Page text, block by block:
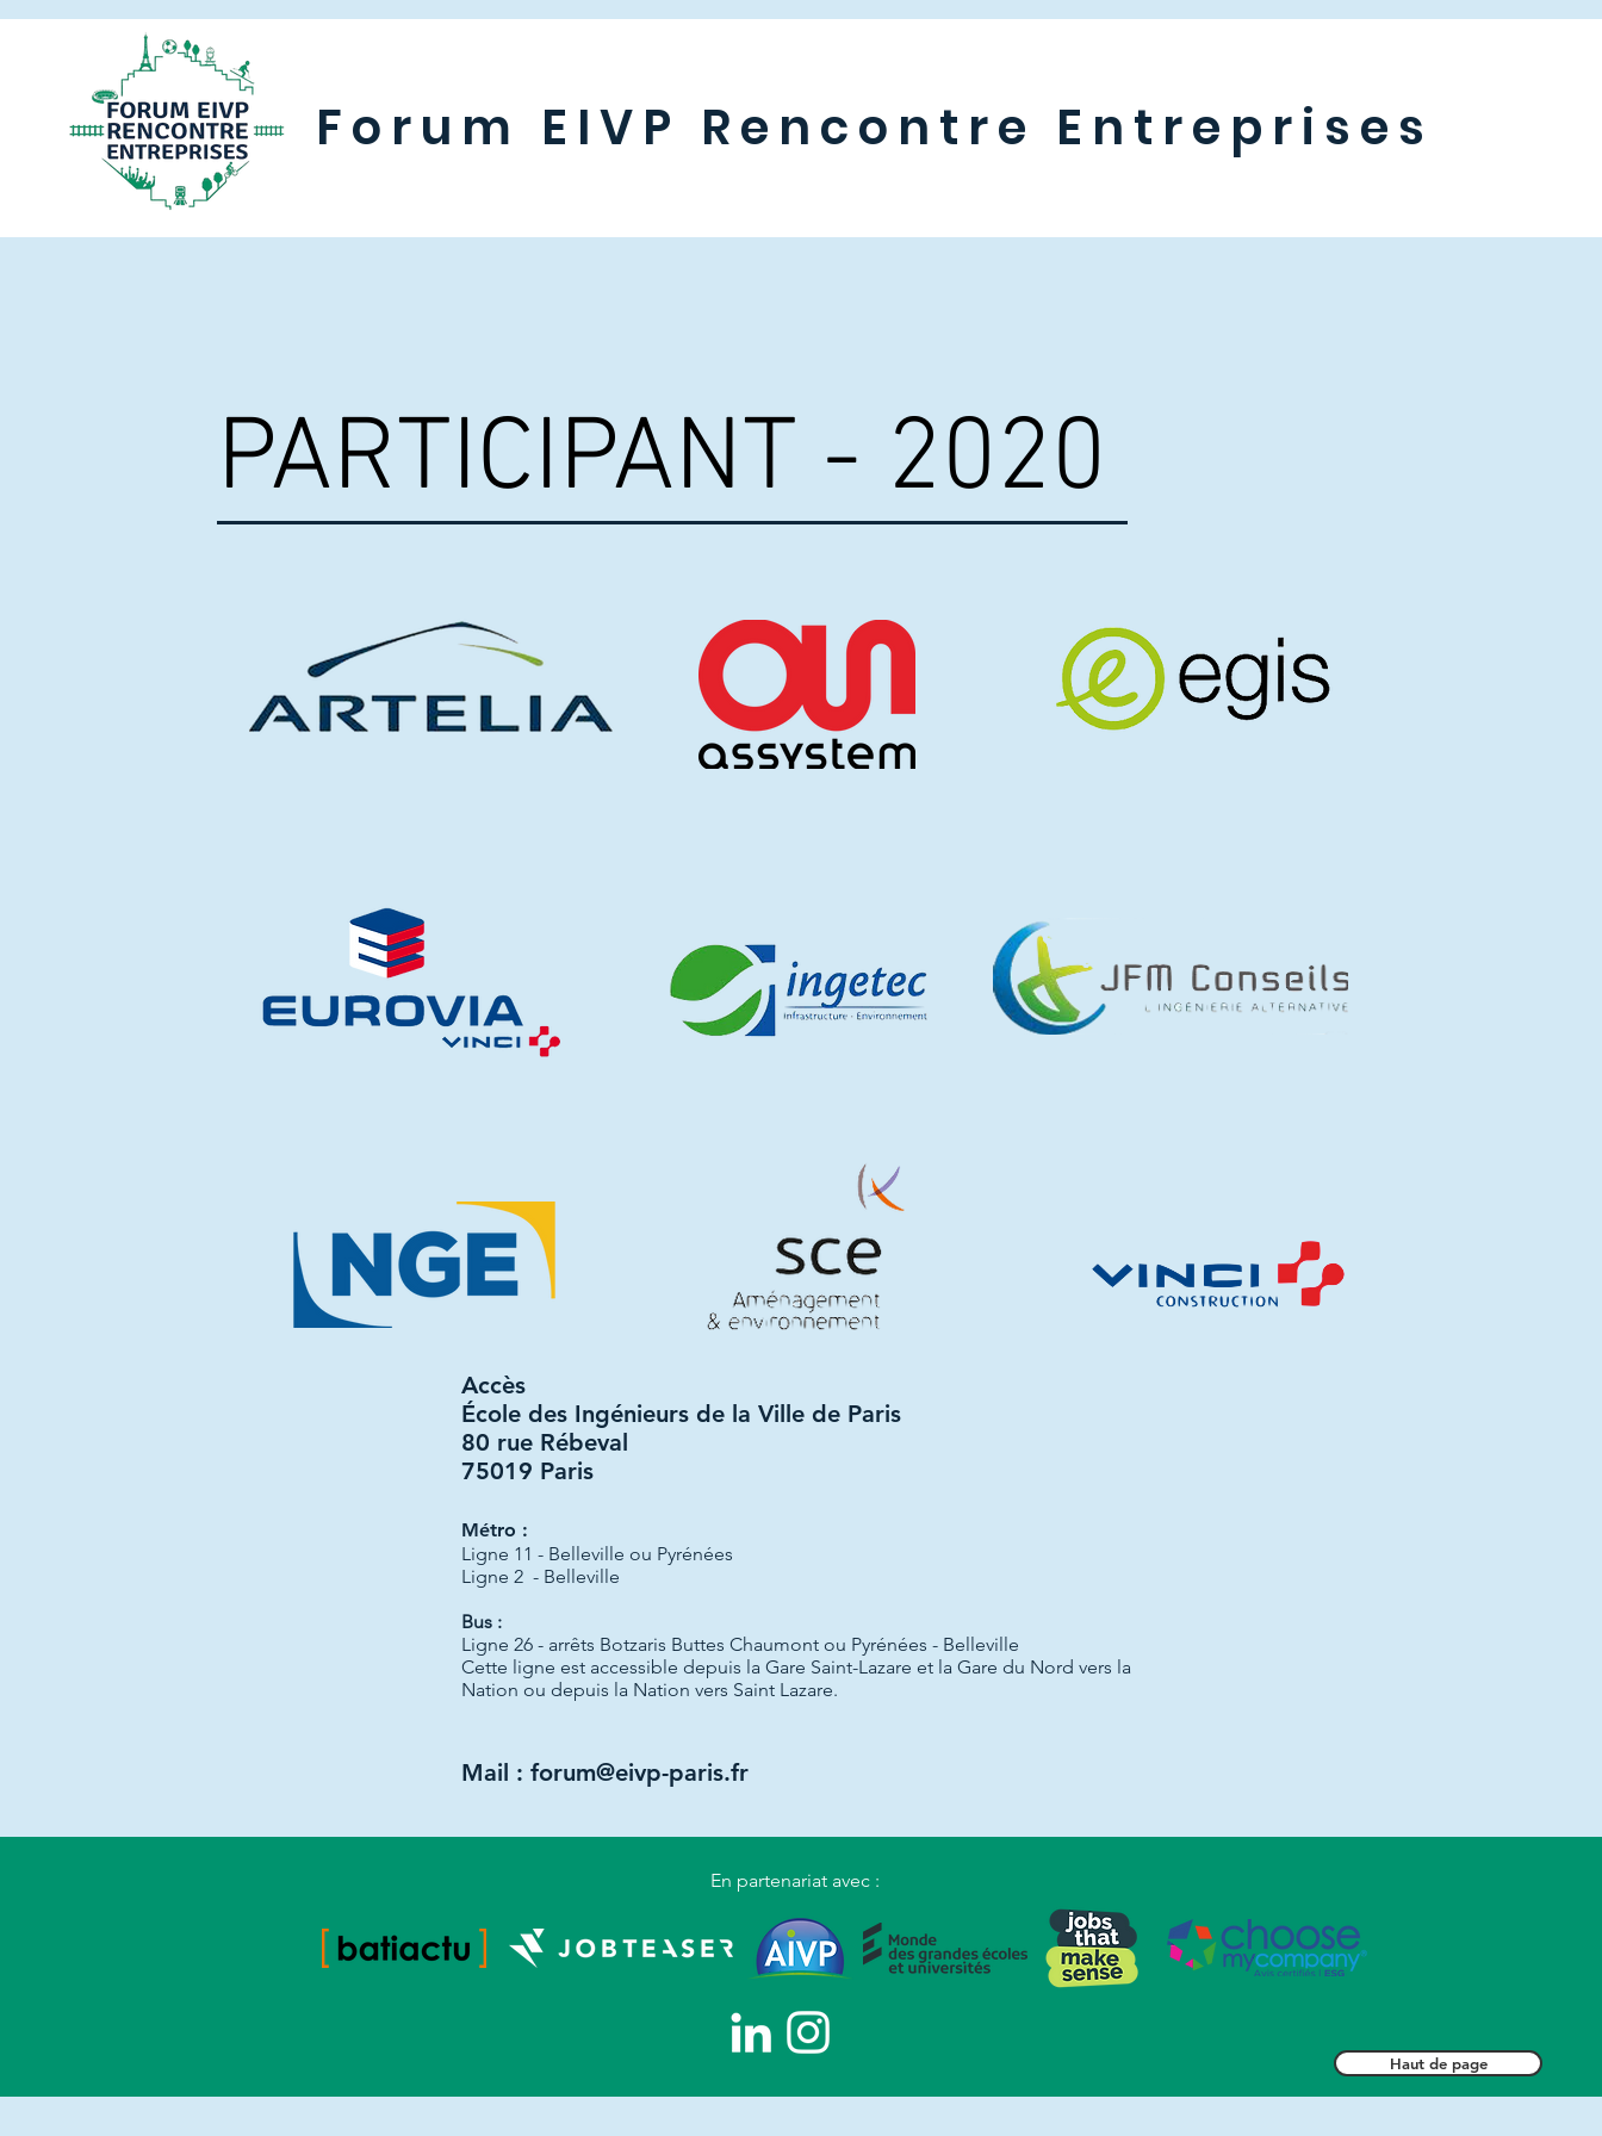
Forum EIVP Rencontre Entreprises
PARTICIPANT - 2020
Haut de page
​Accès
École des Ingénieurs de la Ville de Paris
80 rue Rébeval
75019 Paris
Métro :
Ligne 11 - Belleville ou Pyrénées
Ligne 2 - Belleville
Bus :
Ligne 26 - arrêts Botzaris Buttes Chaumont ou Pyrénées - Belleville
Cette ligne est accessible depuis la Gare Saint-Lazare et la Gare du Nord vers la
Nation ou depuis la Nation vers Saint Lazare.
Mail : forum@eivp-paris.fr
En partenariat avec :